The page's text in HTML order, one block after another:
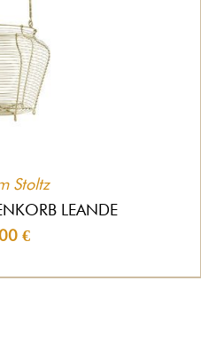
Stoltz
LEANDE
€